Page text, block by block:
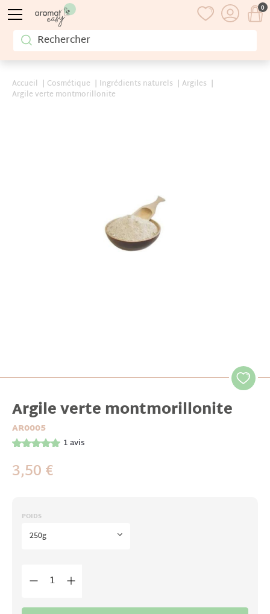
Accueil Cosmétique Ingrédients naturels
Argiles
Argile verte montmorillonite
Argile verte montmorillonite
AR0005
1avis
3,50 €
POIDS
250g
0